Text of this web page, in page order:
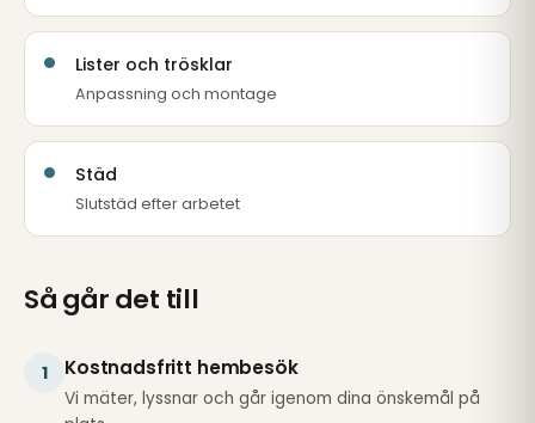
Lister och trösklar
Anpassning och montage
Städ
Slutstäd efter arbetet
Så går det till
1 Kostnadsfritt hembesök
Vi mäter, lyssnar och går igenom dina önskemål på